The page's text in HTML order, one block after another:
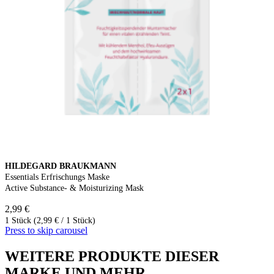
HILDEGARD BRAUKMANN
Essentials Erfrischungs Maske
Active Substance- & Moisturizing Mask
2,99 €
1 Stück (2,99 € / 1 Stück)
Press to skip carousel
WEITERE PRODUKTE DIESER